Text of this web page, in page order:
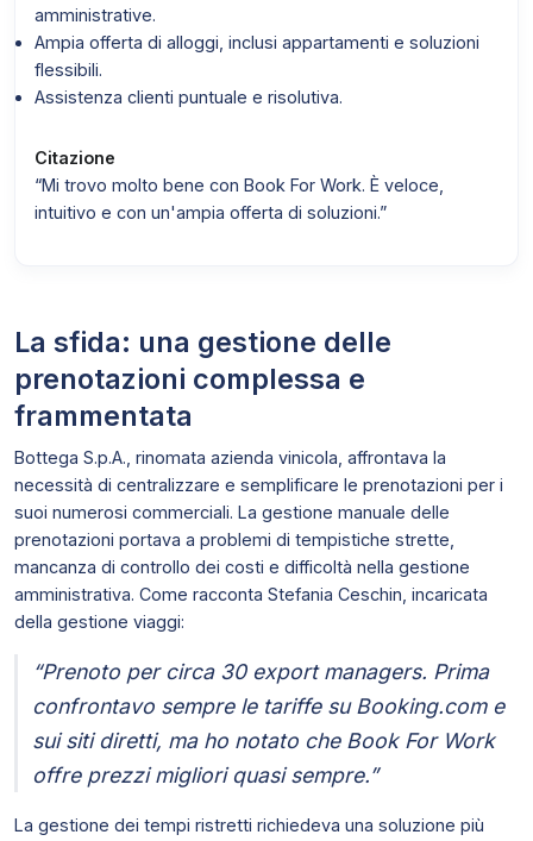
amministrative.
Ampia offerta di alloggi, inclusi appartamenti e soluzioni
flessibili.
Assistenza clienti puntuale e risolutiva.
Citazione
“Mi trovo molto bene con Book For Work. È veloce,
intuitivo e con un'ampia offerta di soluzioni.”
La sfida: una gestione delle
prenotazioni complessa e
frammentata
Bottega S.p.A., rinomata azienda vinicola, affrontava la
necessità di centralizzare e semplificare le prenotazioni per i
suoi numerosi commerciali. La gestione manuale delle
prenotazioni portava a problemi di tempistiche strette,
mancanza di controllo dei costi e difficoltà nella gestione
amministrativa. Come racconta Stefania Ceschin, incaricata
della gestione viaggi:
“Prenoto per circa 30 export managers. Prima
confrontavo sempre le tariffe su Booking.com e
sui siti diretti, ma ho notato che Book For Work
offre prezzi migliori quasi sempre.”
La gestione dei tempi ristretti richiedeva una soluzione più